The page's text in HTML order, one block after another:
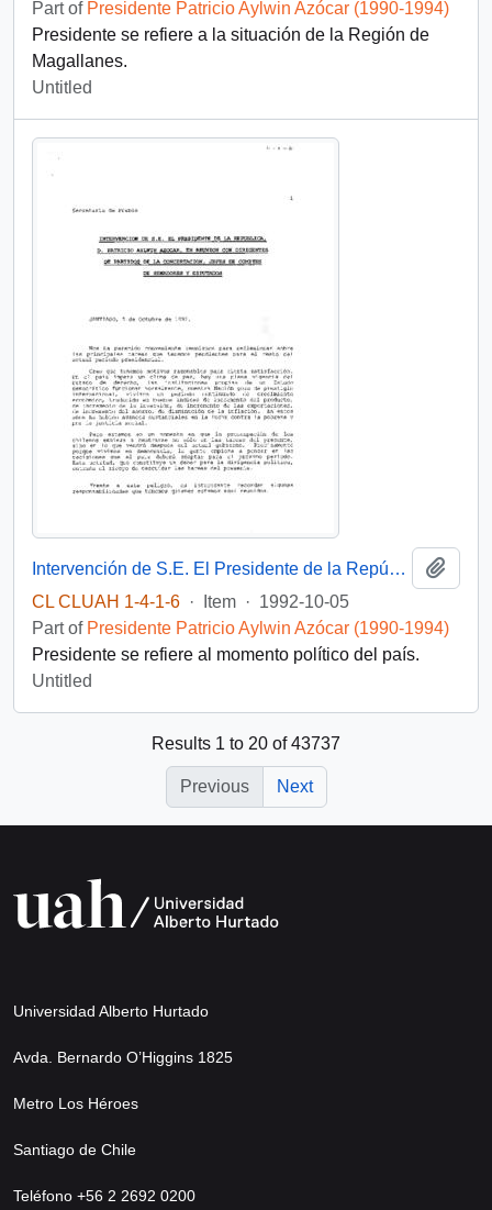
Part of Presidente Patricio Aylwin Azócar (1990-1994)
Presidente se refiere a la situación de la Región de
Magallanes.
Untitled
Intervención de S.E. El Presidente de la República, D. Patricio Aylwin Azocar, en reunión con dirigentes de partidos de la concertación, jefes de comités de Senadores y Diputados
CL CLUAH 1-4-1-6 · Item · 1992-10-05
Part of Presidente Patricio Aylwin Azócar (1990-1994)
Presidente se refiere al momento político del país.
Untitled
Results 1 to 20 of 43737
Previous Next
Universidad Alberto Hurtado
Avda. Bernardo O’Higgins 1825
Metro Los Héroes
Santiago de Chile
Teléfono +56 2 2692 0200